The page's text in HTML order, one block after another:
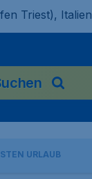
Triest), Italien
URLAUB